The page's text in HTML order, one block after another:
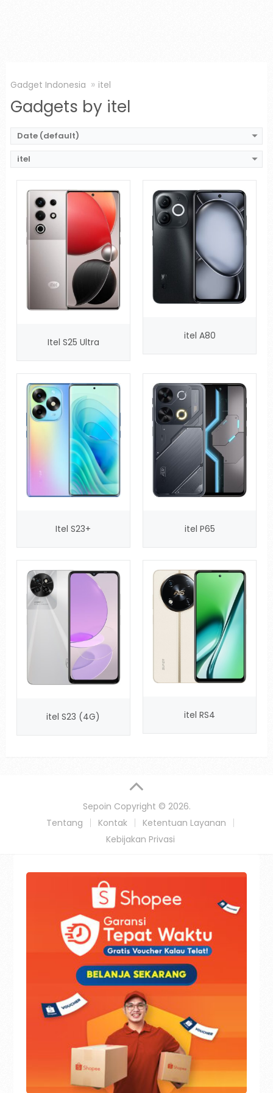
Gadget Indonesia itel
Gadgets by itel
Date (default)
itel
Itel S25 Ultra
itel A80
Itel S23+ itel P65
itel S23 (4G) itel RS4
Sepoin Copyright © 2026.
Tentang
Kontak
Ketentuan Layanan
Kebijakan Privasi